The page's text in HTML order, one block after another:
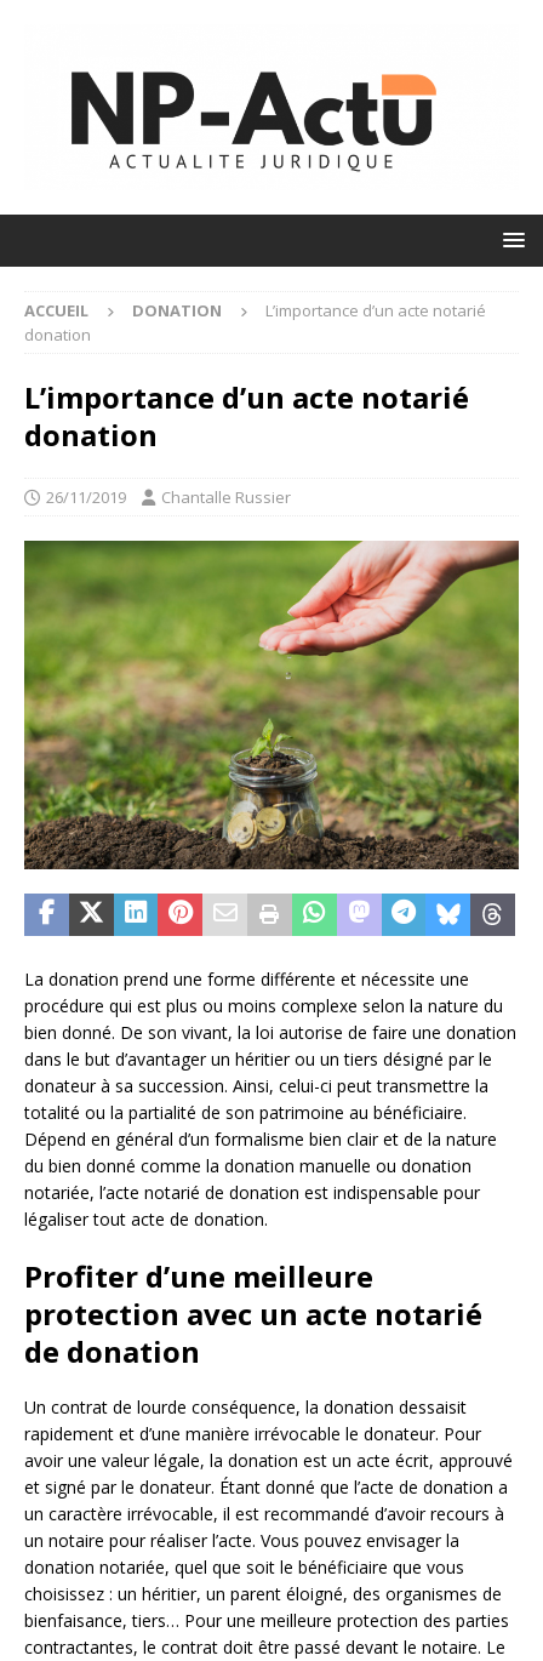
ACCUEIL DONATION
L’importance d’un acte notarié
donation
L’importance d’un acte notarié
donation
26/11/2019 Chantalle Russier
La donation prend une forme différente et nécessite une
procédure qui est plus ou moins complexe selon la nature du
bien donné. De son vivant, la loi autorise de faire une donation
dans le but d’avantager un héritier ou un tiers désigné par le
donateur à sa succession. Ainsi, celui-ci peut transmettre la
totalité ou la partialité de son patrimoine au bénéficiaire.
Dépend en général d’un formalisme bien clair et de la nature
du bien donné comme la donation manuelle ou donation
notariée, l’acte notarié de donation est indispensable pour
légaliser tout acte de donation.
Profiter d’une meilleure
protection avec un acte notarié
de donation
Un contrat de lourde conséquence, la donation dessaisit
rapidement et d’une manière irrévocable le donateur. Pour
avoir une valeur légale, la donation est un acte écrit, approuvé
et signé par le donateur. Étant donné que l’acte de donation a
un caractère irrévocable, il est recommandé d’avoir recours à
un notaire pour réaliser l’acte. Vous pouvez envisager la
donation notariée, quel que soit le bénéficiaire que vous
choisissez : un héritier, un parent éloigné, des organismes de
bienfaisance, tiers… Pour une meilleure protection des parties
contractantes, le contrat doit être passé devant le notaire. Le